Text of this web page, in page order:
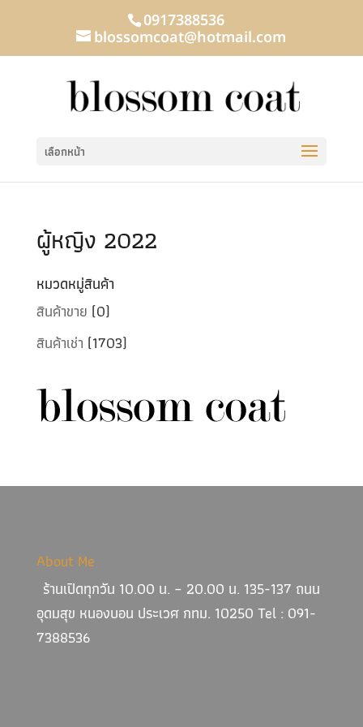
0917388536
blossomcoat@hotmail.com
เลือกหน้า
ผู้หญิง 2022
หมวดหมู่สินค้า
สินค้าขาย (0)
สินค้าเช่า (1703)
About Me
ร้านเปิดทุกวัน 10.00 น. – 20.00 น. 135-137 ถนน
อุดมสุข หนองบอน ประเวศ กทม. 10250 Tel : 091-
7388536